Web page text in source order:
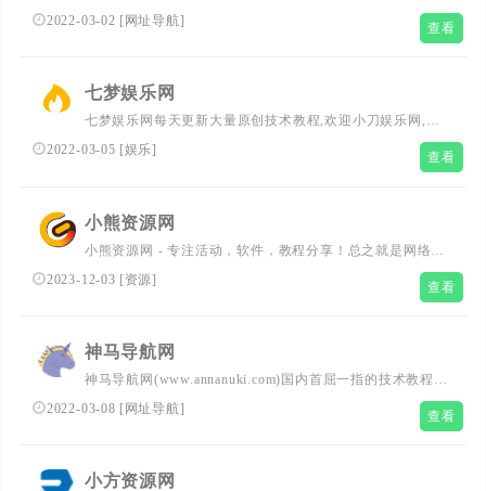
具,是汇集全网优志网址及资源的中文上网导航。及时收录
网站、影视、音乐、小说、游戏等导航分类平台和内容，站
让您的网络生活更简单精彩。上网从导航家开始。
2022-03-02 [ 网址导航] 查看
七梦娱乐网
七梦娱乐网每天更新大量原创技术教程,欢迎小刀娱乐网,我
爱辅助网,爱收集资源网,善恶资源网,lol活动,qq技术的朋友
访问学习,我们努力打造全网最大的qq资源网、让我们的q生
2022-03-05 [娱乐] 查看
小熊资源网
小熊资源网 - 专注活动，软件，教程分享！总之就是网络那
些事。
2023-12-03 [资源] 查看
神马导航网
神马导航网(www.annanuki.com)国内首屈一指的技术教程活
动导航分类平台，站点已累计收录数千网站，累计为中国网
民提供多达数亿的访问点击，满足用户随时查阅最全面最权
2022-03-08 [网址导航] 查看
小方资源网